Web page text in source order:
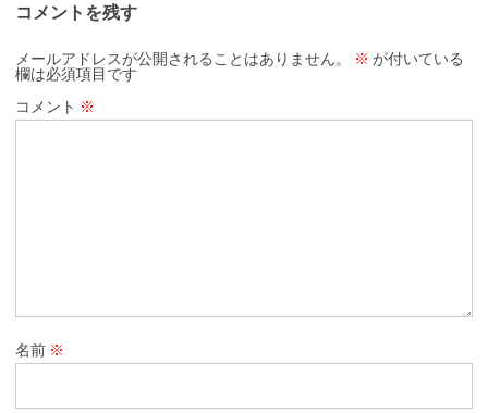
コメントを残す
メールアドレスが公開されることはありません。 ※ が付いている
欄は必須項目です
コメント ※
名前 ※